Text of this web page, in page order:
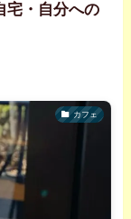
宅・自分への
カフェ